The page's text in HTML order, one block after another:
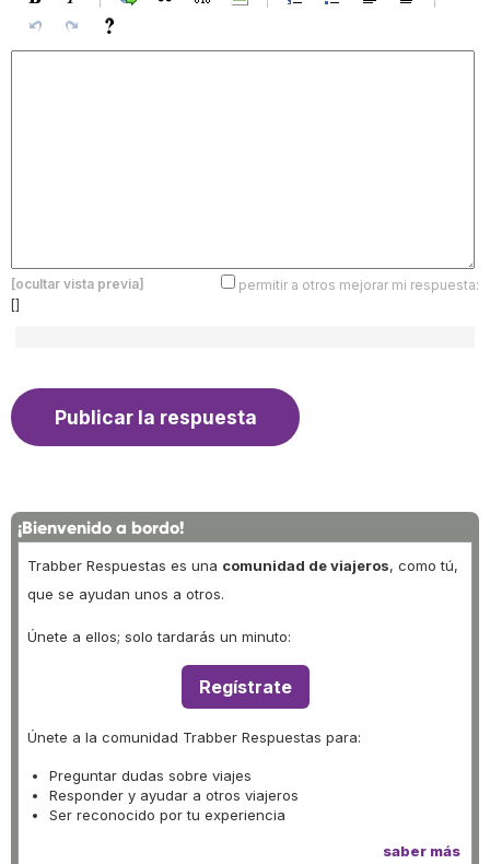
[ocultar vista previa]
permitir a otros mejorar mi respuesta:
[]
¡Bienvenido a bordo!
Trabber Respuestas es una comunidad de viajeros, como tú,
que se ayudan unos a otros.
Únete a ellos; solo tardarás un minuto:
Regístrate
Únete a la comunidad Trabber Respuestas para:
Preguntar dudas sobre viajes
Responder y ayudar a otros viajeros
Ser reconocido por tu experiencia
saber más